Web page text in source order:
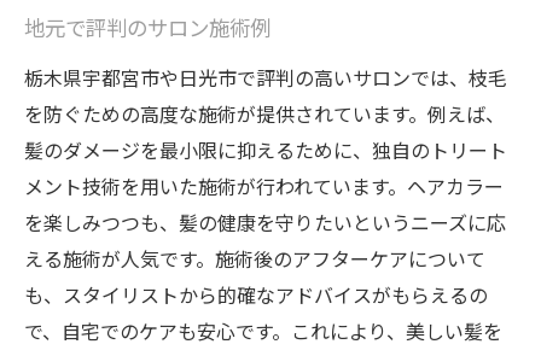
地元で評判のサロン施術例
栃木県宇都宮市や日光市で評判の高いサロンでは、枝毛
を防ぐための高度な施術が提供されています。例えば、
髪のダメージを最小限に抑えるために、独自のトリート
メント技術を用いた施術が行われています。ヘアカラー
を楽しみつつも、髪の健康を守りたいというニーズに応
える施術が人気です。施術後のアフターケアについて
も、スタイリストから的確なアドバイスがもらえるの
で、自宅でのケアも安心です。これにより、美しい髪を